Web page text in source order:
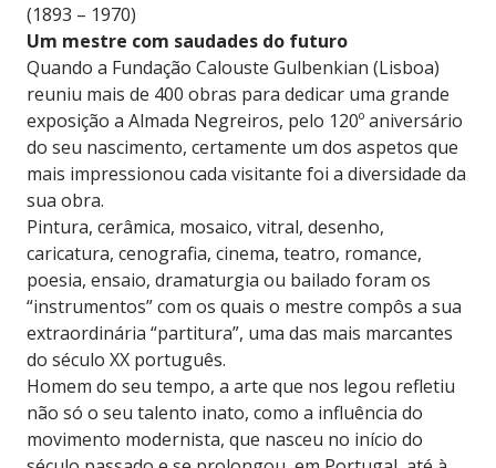
(1893 – 1970)
Um mestre com saudades do futuro
Quando a Fundação Calouste Gulbenkian (Lisboa)
reuniu mais de 400 obras para dedicar uma grande
exposição a Almada Negreiros, pelo 120º aniversário
do seu nascimento, certamente um dos aspetos que
mais impressionou cada visitante foi a diversidade da
sua obra.
Pintura, cerâmica, mosaico, vitral, desenho,
caricatura, cenografia, cinema, teatro, romance,
poesia, ensaio, dramaturgia ou bailado foram os
“instrumentos” com os quais o mestre compôs a sua
extraordinária “partitura”, uma das mais marcantes
do século XX português.
Homem do seu tempo, a arte que nos legou refletiu
não só o seu talento inato, como a influência do
movimento modernista, que nasceu no início do